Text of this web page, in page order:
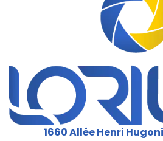
1660 Allée Henri